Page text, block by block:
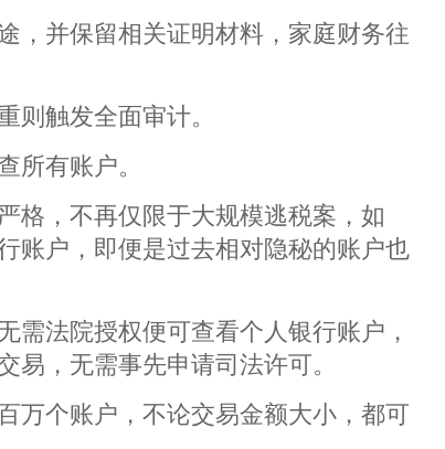
，并保留相关证明材料，家庭财务往
则触发全面审计。
所有账户。
格，不再仅限于大规模逃税案，如
账户，即便是过去相对隐秘的账户也
需法院授权便可查看个人银行账户，
易，无需事先申请司法许可。
万个账户，不论交易金额大小，都可